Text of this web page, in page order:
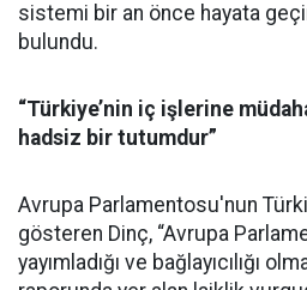
sistemi bir an önce hayata
bulundu.
“Türkiye’nin iç işlerine
hadsiz bir tutumdur”
Avrupa Parlamentosu'nun
gösteren Dinç, “Avrupa
yayımladığı ve bağlayıcılığı